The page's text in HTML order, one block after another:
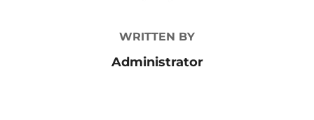
WRITTEN BY
Administrator